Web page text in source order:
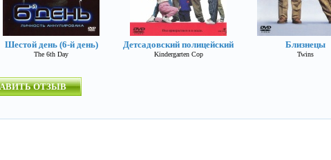
Шестой день (6-й день)
The 6th Day
Детсадовский полицейский
Kindergarten Cop
Близнецы
Twins
ОТЗЫВ